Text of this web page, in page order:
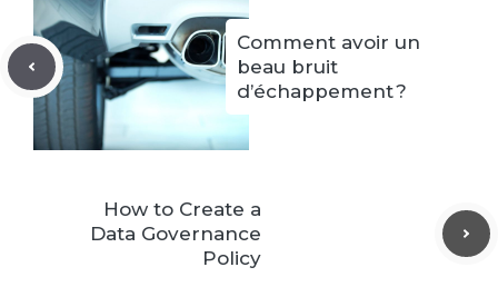
Comment avoir un
beau bruit
d’échappement ?
How to Create a
Data Governance
Policy